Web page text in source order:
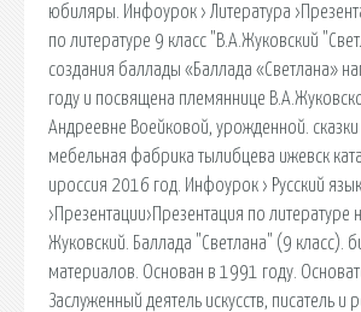
юбиляры. Инфоурок › Литература
по литературе 9 класс "В.А.Жуковский
создания баллады «Баллада «Светлана»
году и посвящена племяннице
Андреевне Воейковой, урожденной.
мебельная фабрика тылибцева ижевск
ироссия 2016 год. Инфоурок › Русский язык
›Презентации›Презентация по литературе
Жуковский. Баллада "Светлана" (9 класс).
материалов. Основан в 1991 году.
Заслуженный деятель искусств, писатель и